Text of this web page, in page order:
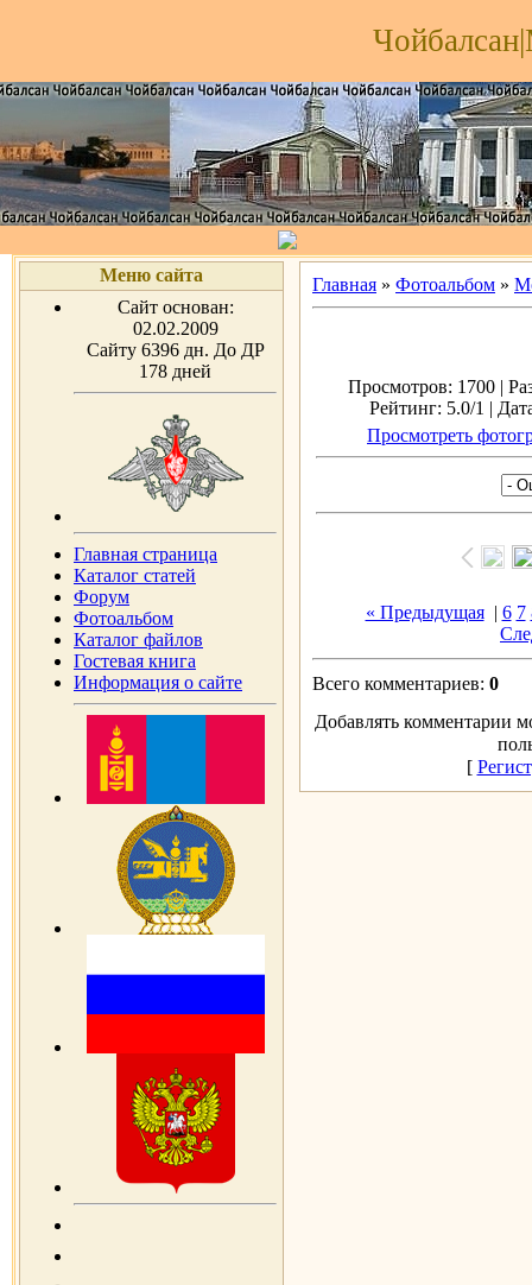
Меню сайта
Сайт основан:
02.02.2009
Сайту 6396 дн. До ДР
178 дней
Главная страница
Каталог статей
Форум
Фотоальбом
Каталог файлов
Гостевая книга
Информация о сайте
Главная » Фотоальбом »
Просмотров: 1700 |
Рейтинг: 5.0/1 |
Просмотреть
« Предыдущая| 6 7
Всего комментариев: 0
Добавлять комментарии
[